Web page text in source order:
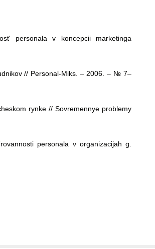
personala v koncepcii marketinga
// Personal-Miks. – 2006. – № 7–
rynke // Sovremennye problemy
personala v organizacijah g.